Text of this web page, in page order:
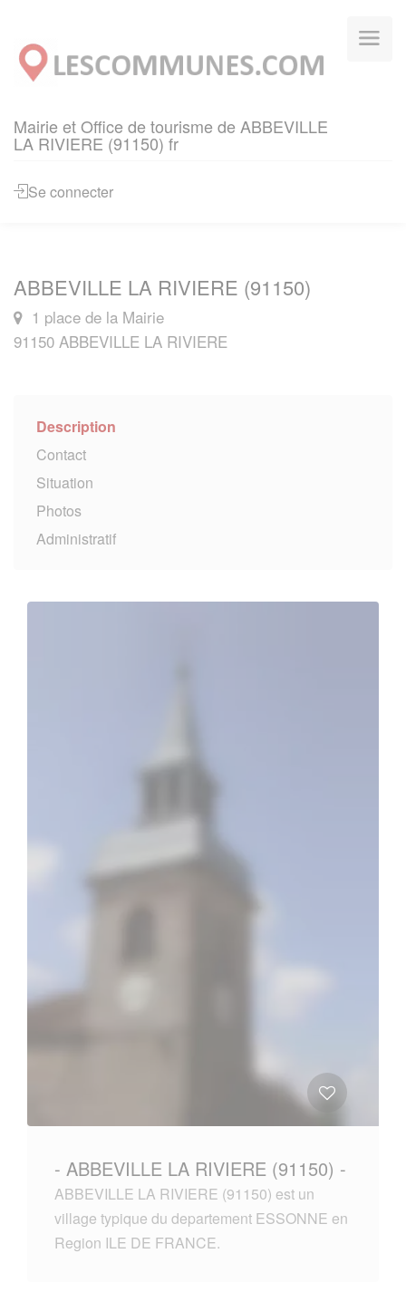
Mairie et Office de tourisme de ABBEVILLE
LA RIVIERE (91150) fr
Se connecter
ABBEVILLE LA RIVIERE (91150)
1 place de la Mairie
91150 ABBEVILLE LA RIVIERE
Description
Contact
Situation
Photos
Administratif
- ABBEVILLE LA RIVIERE (91150) -
ABBEVILLE LA RIVIERE (91150) est un
village typique du departement ESSONNE en
Region ILE DE FRANCE.